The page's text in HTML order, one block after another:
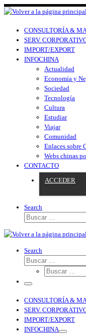
CONSULTORÍA &
SERV.
IMPORT/EXPORT
INFOCHINA
Actualidad
Economía y
Sociedad
Tecnología
Cultura
Estudiar
Viajar
Comunidad
Enlaces sobre
Webs chinas
CONTACTO
ACCEDER
Search
Search
CONSULTORÍA &
SERV.
IMPORT/EXPORT
INFOCHINA